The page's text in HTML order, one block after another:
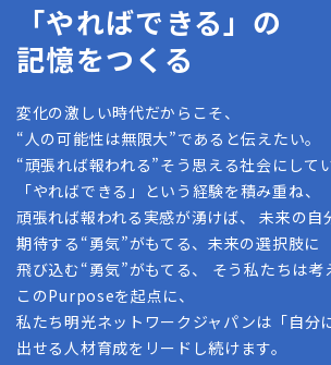
「やればできる」の
記憶をつくる
変化の激しい時代だからこそ、
“人の可能性は無限大”であると伝えたい。
“頑張れば報われる”そう思える社会にしてい
「やればできる」という経験を積み重ね、
頑張れば報われる実感が湧けば、 未来の自
期待する“勇気”がもてる、未来の選択肢に
飛び込む“勇気”がもてる、 そう私たちは考
このPurposeを起点に、
私たち明光ネットワークジャパンは「自分
出せる人材育成をリードし続けます。